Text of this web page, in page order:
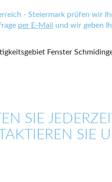
- Steiermark prüfen wir
per E-Mail und wir geben
SIE
SIE